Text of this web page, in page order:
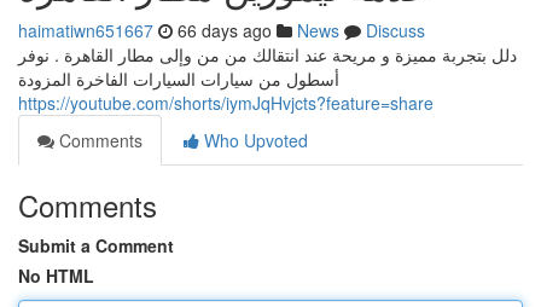
haimatiwn651667 66 days ago News
Discuss
دلل بتجربة مميزة و مريحة عند انتقالك من من وإلى مطار القاهرة . نوفر
أسطول من سيارات السيارات الفاخرة المزودة
https://youtube.com/shorts/iymJqHvjcts?feature=share
Comments
Who Upvoted
Comments
Submit a Comment
No HTML